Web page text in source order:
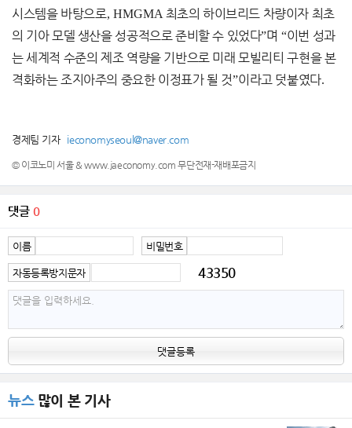
시스템을 바탕으로, HMGMA 최초의 하이브리드 차량이자 최초
의 기아 모델 생산을 성공적으로 준비할 수 있었다”며 “이번 성과
는 세계적 수준의 제조 역량을 기반으로 미래 모빌리티 구현을 본
격화하는 조지아주의 중요한 이정표가 될 것”이라고 덧붙였다.
경제팀 기자 ieconomyseoul@naver.com
© 이코노미 서울 & www.jaeconomy.com 무단전재-재배포금지
댓글 0
이름 비밀번호
자동등록방지문자 43350
댓글등록
뉴스많이 본 기사